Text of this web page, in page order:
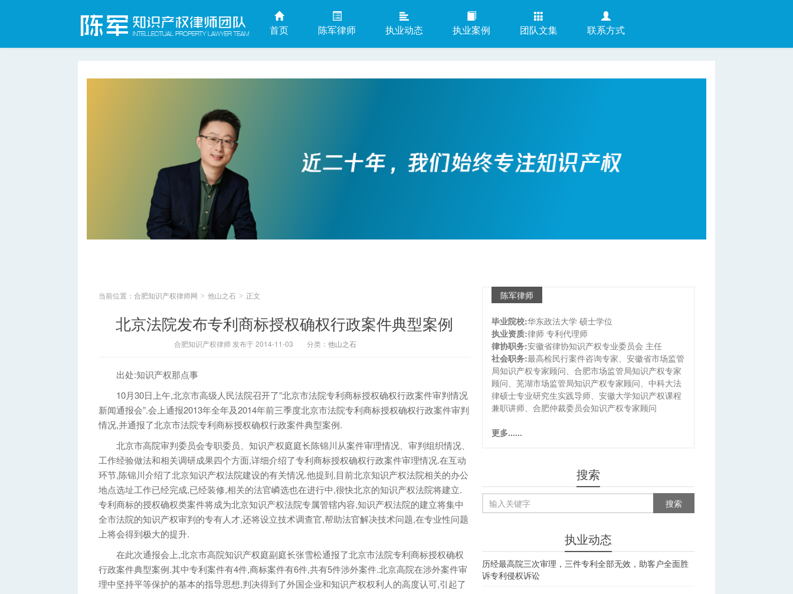
首页 陈军律师 执业动态 执业案例 团队文集 联系方式
当前位置： 合肥知识产权律师网 > 他山之石 > 正文
北京法院发布专利商标授权确权行政案件典型案例
合肥知识产权律师 发布于 2014-11-03 分类： 他山之石
出处:知识产权那点事
10月30日上午,北京市高级人民法院召开了”北京市法院专利商标授权确权行政案件审判情况
新闻通报会”.会上通报2013年全年及2014年前三季度北京市法院专利商标授权确权行政案件审判
情况,并通报了北京市法院专利商标授权确权行政案件典型案例.
北京市高院审判委员会专职委员、知识产权庭庭长陈锦川从案件审理情况、审判组织情况、
工作经验做法和相关调研成果四个方面,详细介绍了专利商标授权确权行政案件审理情况.在互动
环节,陈锦川介绍了北京知识产权法院建设的有关情况.他提到,目前北京知识产权法院相关的办公
地点选址工作已经完成,已经装修,相关的法官嶙选也在进行中,很快北京的知识产权法院将建立.
专利商标的授权确权类案件将成为北京知识产权法院专属管辖内容,知识产权法院的建立将集中
全市法院的知识产权审判的专有人才,还将设立技术调查官,帮助法官解决技术问题,在专业性问题
上将会得到极大的提升.
在此次通报会上,北京市高院知识产权庭副庭长张雪松通报了北京市法院专利商标授权确权
行政案件典型案例.其中专利案件有4件,商标案件有6件,共有5件涉外案件.北京高院在涉外案件审
理中坚持平等保护的基本的指导思想,判决得到了外国企业和知识产权权利人的高度认可,引起了
陈军律师
毕业院校:华东政法大学 硕士学位
执业资质:律师 专利代理师
律协职务:安徽省律协知识产权专业委员会 主任
社会职务:最高检民行案件咨询专家、安徽省市场监管
局知识产权专家顾问、合肥市场监管局知识产权专家
顾问、芜湖市场监管局知识产权专家顾问、中科大法
律硕士专业研究生实践导师、安徽大学知识产权课程
兼职讲师、合肥仲裁委员会知识产权专家顾问
更多......
搜索
执业动态
历经最高院三次审理，三件专利全部无效，助客户全面胜
诉专利侵权诉讼